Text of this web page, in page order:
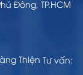
Đông, TP.HCM
Tư vấn: